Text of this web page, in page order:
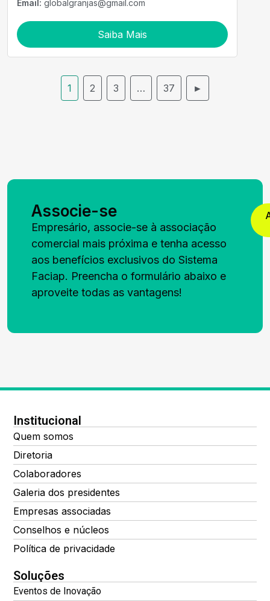
Email: globalgranjas@gmail.com
Saiba Mais
1 2 3 … 37 ►
Associe-se
Empresário, associe-se à associação
comercial mais próxima e tenha acesso
aos benefícios exclusivos do Sistema
Faciap. Preencha o formulário abaixo e
aproveite todas as vantagens!
Institucional
Quem somos
Diretoria
Colaboradores
Galeria dos presidentes
Empresas associadas
Conselhos e núcleos
Política de privacidade
Soluções
Eventos de Inovação